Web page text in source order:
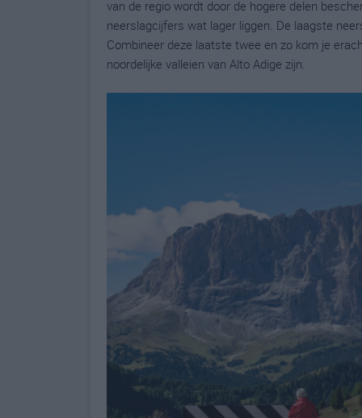
van de regio wordt door de hogere delen
neerslagcijfers wat lager liggen. De laagste
Combineer deze laatste twee en zo kom je
noordelijke valleien van Alto Adige zijn.